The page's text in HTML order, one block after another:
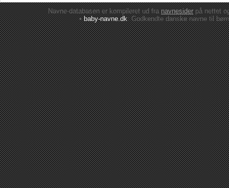
Navne-databasen er kompileret ud franavnesiderpå nettet
•baby-navne.dk: Godkendte danskenavne til børn